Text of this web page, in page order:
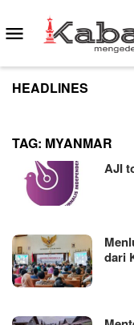
to
content
Mobile
Menu
HEADLINES
TAG: MYANMAR
AJI
dari